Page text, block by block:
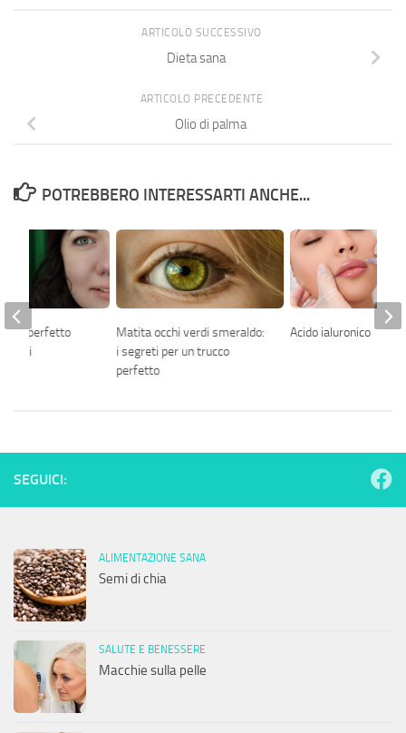
ARTICOLO SUCCESSIVO
Dieta sana
ARTICOLO PRECEDENTE
Olio di palma
POTREBBERO INTERESSARTI ANCHE...
Matita occhi verdi smeraldo:
i segreti per un trucco
perfetto
Acido ialuronico
un perfetto
verdi
SEGUICI:
ALIMENTAZIONE SANA
Semi di chia
SALUTE E BENESSERE
Macchie sulla pelle